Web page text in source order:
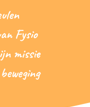
Fysio
missie